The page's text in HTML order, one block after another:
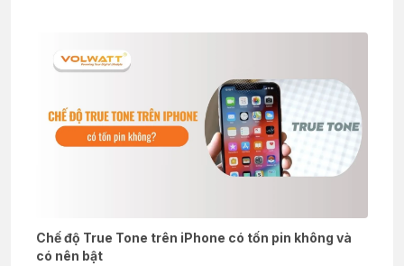
Chế độ True Tone trên iPhone có tốn pin không và
có nên bật